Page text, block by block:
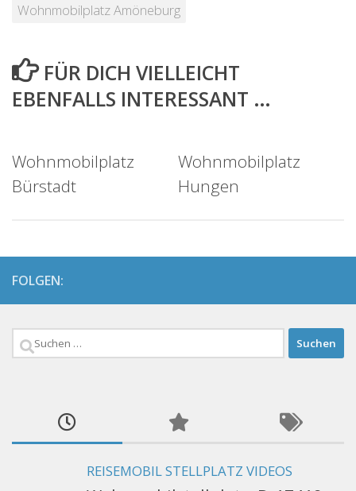
Wohnmobilplatz Amöneburg
FÜR DICH VIELLEICHT
EBENFALLS INTERESSANT …
Wohnmobilplatz
Bürstadt
Wohnmobilplatz
Hungen
FOLGEN:
Suchen
REISEMOBIL STELLPLATZ VIDEOS